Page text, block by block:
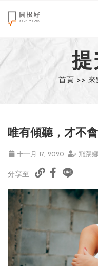
來點正能量
世界在想什麼
創造美好生活
影片專區
關於我們
提
首頁 >> 來
唯有傾聽，才不
十一月 17, 2020 飛踢娜
分享至 :